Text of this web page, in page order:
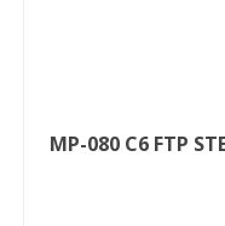
MP-080 C6 FTP